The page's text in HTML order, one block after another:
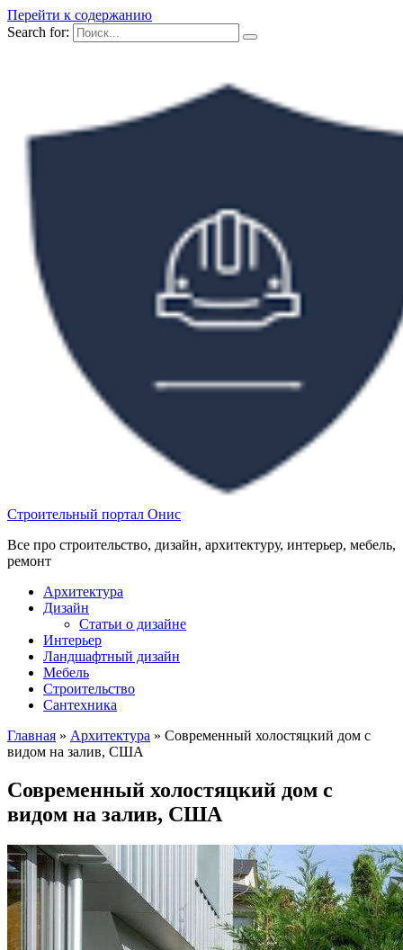
Перейти к содержанию
Search for:
Строительный портал Онис
Все про строительство, дизайн, архитектуру, интерьер, мебель,
ремонт
Архитектура
Дизайн
Статьи о дизайне
Интерьер
Ландшафтный дизайн
Мебель
Строительство
Сантехника
Главная » Архитектура » Современный холостяцкий дом с
видом на залив, США
Современный холостяцкий дом с
видом на залив, США